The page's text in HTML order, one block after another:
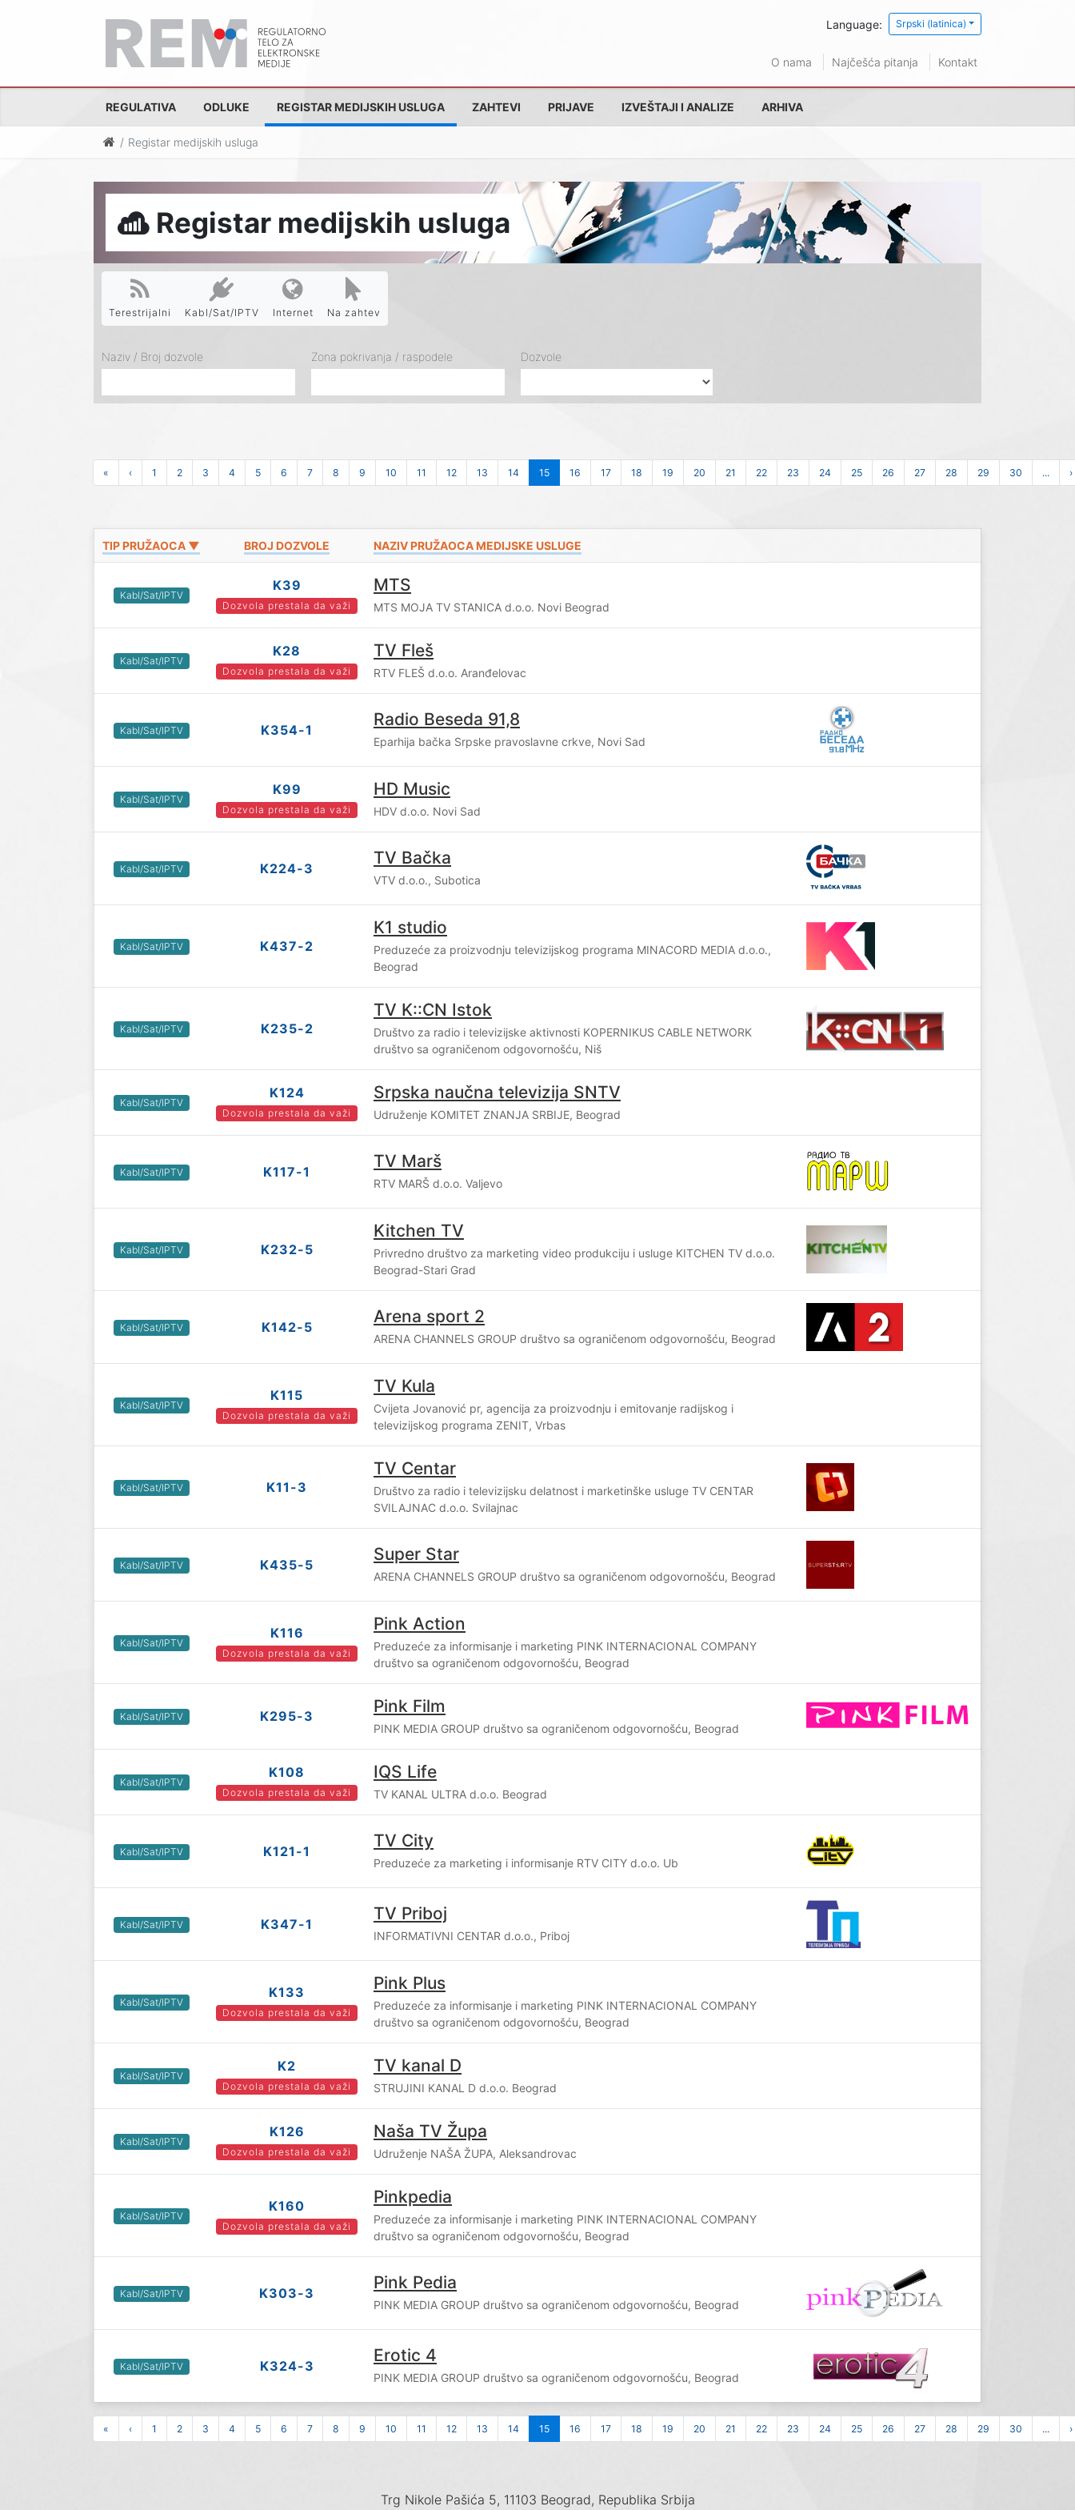
Language: Srpski (latinica)
O nama Najčešća pitanja Kontakt
REGULATIVA ODLUKE REGISTAR MEDIJSKIH USLUGA ZAHTEVI PRIJAVE IZVEŠTAJI I ANALIZE ARHIVA
Registar medijskih usluga
Registar medijskih usluga
Terestrijalni Kabl/Sat/IPTV Internet Na zahtev
Naziv / Broj dozvole Zona pokrivanja / raspodele Dozvole
« ‹ 1 2 3 4 5 6 7 8 9 10 11 12 13 14 15 16 17 18 19 20 21 22 23 24 25 26 27 28 29 30 ... ›
TIP PRUŽAOCA ▼ BROJ DOZVOLE NAZIV PRUŽAOCA MEDIJSKE USLUGE
Kabl/Sat/IPTV
K39
Dozvola prestala da važi
MTS
MTS MOJA TV STANICA d.o.o. Novi Beograd
Kabl/Sat/IPTV
K28
Dozvola prestala da važi
TV Fleš
RTV FLEŠ d.o.o. Aranđelovac
Kabl/Sat/IPTV K354-1
Radio Beseda 91,8
Eparhija bačka Srpske pravoslavne crkve, Novi Sad
Kabl/Sat/IPTV
K99
Dozvola prestala da važi
HD Music
HDV d.o.o. Novi Sad
Kabl/Sat/IPTV K224-3
TV Bačka
VTV d.o.o., Subotica
Kabl/Sat/IPTV K437-2
K1 studio
Preduzeće za proizvodnju televizijskog programa MINACORD MEDIA d.o.o.,
Beograd
Kabl/Sat/IPTV K235-2
TV K::CN Istok
Društvo za radio i televizijske aktivnosti KOPERNIKUS CABLE NETWORK
društvo sa ograničenom odgovornošću, Niš
Kabl/Sat/IPTV
K124
Dozvola prestala da važi
Srpska naučna televizija SNTV
Udruženje KOMITET ZNANJA SRBIJE, Beograd
Kabl/Sat/IPTV K117-1
TV Marš
RTV MARŠ d.o.o. Valjevo
Kabl/Sat/IPTV K232-5
Kitchen TV
Privredno društvo za marketing video produkciju i usluge KITCHEN TV d.o.o.
Beograd-Stari Grad
Kabl/Sat/IPTV K142-5
Arena sport 2
ARENA CHANNELS GROUP društvo sa ograničenom odgovornošću, Beograd
Kabl/Sat/IPTV
K115
Dozvola prestala da važi
TV Kula
Cvijeta Jovanović pr, agencija za proizvodnju i emitovanje radijskog i
televizijskog programa ZENIT, Vrbas
Kabl/Sat/IPTV K11-3
TV Centar
Društvo za radio i televizijsku delatnost i marketinške usluge TV CENTAR
SVILAJNAC d.o.o. Svilajnac
Kabl/Sat/IPTV K435-5
Super Star
ARENA CHANNELS GROUP društvo sa ograničenom odgovornošću, Beograd
Kabl/Sat/IPTV
K116
Dozvola prestala da važi
Pink Action
Preduzeće za informisanje i marketing PINK INTERNACIONAL COMPANY
društvo sa ograničenom odgovornošću, Beograd
Kabl/Sat/IPTV K295-3 Pink Film
PINK MEDIA GROUP društvo sa ograničenom odgovornošću, Beograd
Kabl/Sat/IPTV
K108
Dozvola prestala da važi
IQS Life
TV KANAL ULTRA d.o.o. Beograd
Kabl/Sat/IPTV K121-1
TV City
Preduzeće za marketing i informisanje RTV CITY d.o.o. Ub
Kabl/Sat/IPTV K347-1
TV Priboj
INFORMATIVNI CENTAR d.o.o., Priboj
Kabl/Sat/IPTV
K133
Dozvola prestala da važi
Pink Plus
Preduzeće za informisanje i marketing PINK INTERNACIONAL COMPANY
društvo sa ograničenom odgovornošću, Beograd
Kabl/Sat/IPTV
K2
Dozvola prestala da važi
TV kanal D
STRUJINI KANAL D d.o.o. Beograd
Kabl/Sat/IPTV
K126
Dozvola prestala da važi
Naša TV Župa
Udruženje NAŠA ŽUPA, Aleksandrovac
Kabl/Sat/IPTV
K160
Dozvola prestala da važi
Pinkpedia
Preduzeće za informisanje i marketing PINK INTERNACIONAL COMPANY
društvo sa ograničenom odgovornošću, Beograd
Kabl/Sat/IPTV K303-3
Pink Pedia
PINK MEDIA GROUP društvo sa ograničenom odgovornošću, Beograd
Kabl/Sat/IPTV K324-3
Erotic 4
PINK MEDIA GROUP društvo sa ograničenom odgovornošću, Beograd
« ‹ 1 2 3 4 5 6 7 8 9 10 11 12 13 14 15 16 17 18 19 20 21 22 23 24 25 26 27 28 29 30 ... ›
Trg Nikole Pašića 5, 11103 Beograd, Republika Srbija